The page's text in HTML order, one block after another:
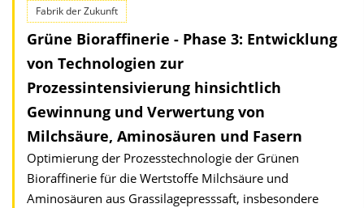
Fabrik der Zukunft
Grüne Bioraffinerie - Phase 3: Entwicklung
von Technologien zur
Prozessintensivierung hinsichtlich
Gewinnung und Verwertung von
Milchsäure, Aminosäuren und Fasern
Optimierung der Prozesstechnologie der Grünen
Bioraffinerie für die Wertstoffe Milchsäure und
Aminosäuren aus Grassilagepresssaft, insbesondere